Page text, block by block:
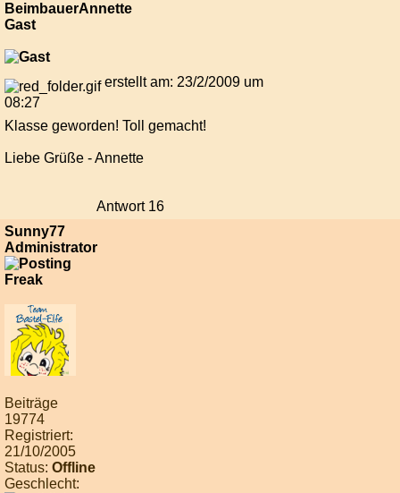
BeimbauerAnnette
Gast
erstellt am: 23/2/2009 um
08:27
Klasse geworden! Toll gemacht!
Liebe Grüße - Annette
Antwort 16
Sunny77
Administrator
Beiträge
19774
Registriert:
21/10/2005
Status: Offline
Geschlecht: